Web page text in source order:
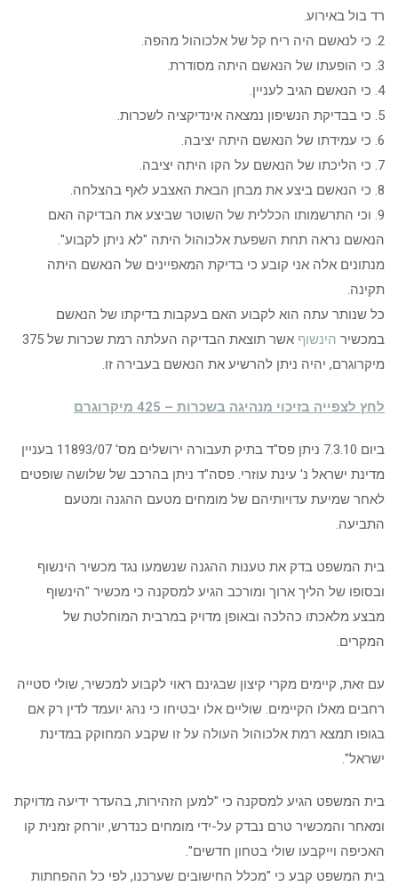
רד בול באירוע.
2. כי לנאשם היה ריח קל של אלכוהול מהפה.
3. כי הופעתו של הנאשם היתה מסודרת.
4. כי הנאשם הגיב לעניין.
5. כי בבדיקת הנשיפון נמצאה אינדיקציה לשכרות.
6. כי עמידתו של הנאשם היתה יציבה.
7. כי הליכתו של הנאשם על הקו היתה יציבה.
8. כי הנאשם ביצע את מבחן הבאת האצבע לאף בהצלחה.
9. וכי התרשמותו הכללית של השוטר שביצע את הבדיקה האם
הנאשם נראה תחת השפעת אלכוהול היתה "לא ניתן לקבוע".
מנתונים אלה אני קובע כי בדיקת המאפיינים של הנאשם היתה
תקינה.
כל שנותר עתה הוא לקבוע האם בעקבות בדיקתו של הנאשם
במכשיר הינשוף
אשר תוצאת הבדיקה העלתה רמת שכרות של 375
מיקרוגרם, יהיה ניתן להרשיע את הנאשם בעבירה זו.
לחץ לצפייה בזיכוי מנהיגה בשכרות – 425 מיקרוגרם
ביום 7.3.10 ניתן פס"ד בתיק תעבורה ירושלים מס' 11893/07 בעניין
מדינת ישראל נ' עינת עוזרי. פסה"ד ניתן בהרכב של שלושה שופטים
לאחר שמיעת עדויותיהם של מומחים מטעם ההגנה ומטעם
התביעה.
בית המשפט בדק את טענות ההגנה שנשמעו נגד מכשיר הינשוף
ובסופו של הליך ארוך ומורכב הגיע למסקנה כי מכשיר "הינשוף
מבצע מלאכתו כהלכה ובאופן מדויק במרבית המוחלטת של
המקרים.
עם זאת, קיימים מקרי קיצון שבגינם ראוי לקבוע למכשיר, שולי סטייה
רחבים מאלו הקיימים. שוליים אלו יבטיחו כי נהג יועמד לדין רק אם
בגופו תמצא רמת אלכוהול העולה על זו שקבע המחוקק במדינת
ישראל".
בית המשפט הגיע למסקנה כי "למען הזהירות, בהעדר ידיעה מדויקת
ומאחר והמכשיר טרם נבדק על-ידי מומחים כנדרש, יורחק זמנית קו
האכיפה וייקבעו שולי בטחון חדשים".
בית המשפט קבע כי "מכלל החישובים שערכנו, לפי כל ההפחתות